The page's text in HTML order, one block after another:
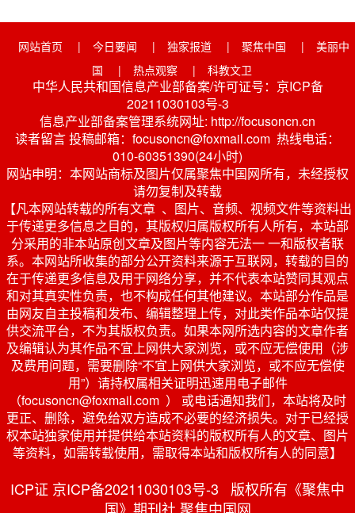
网站首页 | 今日要闻 | 独家报道 | 聚焦中国 |
美丽中
国
| 热点观察 | 科教文卫
中华人民共和国信息产业部备案/许可证号：京ICP备
20211030103号-3
信息产业部备案管理系统网址: http://focusoncn.cn
读者留言 投稿邮箱：focusoncn@foxmail.com 热线电话：
010-60351390(24小时)
网站申明：本网站商标及图片仅属聚焦中国网所有，未经授权
请勿复制及转载
【凡本网站转载的所有文章 、图片、音频、视频文件等资料出
于传递更多信息之目的，其版权归属版权所有人所有，本站部
分采用的非本站原创文章及图片等内容无法一 一和版权者联
系。本网站所收集的部分公开资料来源于互联网，转载的目的
在于传递更多信息及用于网络分享，并不代表本站赞同其观点
和对其真实性负责，也不构成任何其他建议。本站部分作品是
由网友自主投稿和发布、编辑整理上传，对此类作品本站仅提
供交流平台，不为其版权负责。如果本网所选内容的文章作者
及编辑认为其作品不宜上网供大家浏览，或不应无偿使用（涉
及费用问题，需要删除“不宜上网供大家浏览，或不应无偿使
用”）请持权属相关证明迅速用电子邮件
（focusoncn@foxmail.com ） 或电话通知我们，本站将及时
更正、删除，避免给双方造成不必要的经济损失。对于已经授
权本站独家使用并提供给本站资料的版权所有人的文章、图片
等资料，如需转载使用，需取得本站和版权所有人的同意】
ICP证 京ICP备20211030103号-3 版权所有《聚焦中
国》期刊社 聚焦中国网